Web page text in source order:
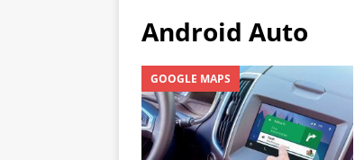
Android Auto
GOOGLE MAPS